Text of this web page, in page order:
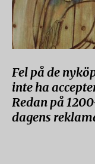
Fel på de
inte ha
Redan på
dagens